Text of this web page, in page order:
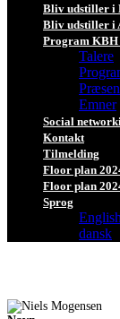
Bliv udstiller i
Bliv udstiller i
Program KBH
Talere
Emner
Social
Kontakt
Tilmelding
Floor plan
Floor plan
Sprog
English
dansk